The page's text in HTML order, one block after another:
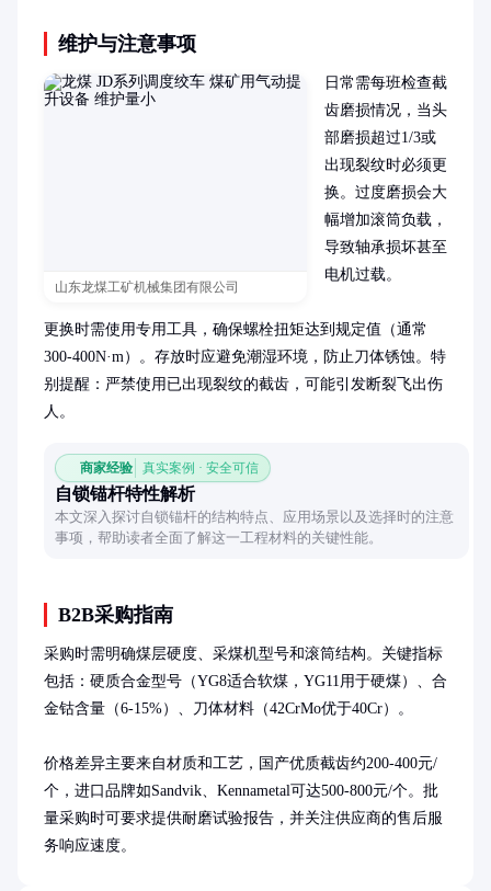
维护与注意事项
山东龙煤工矿机械集团有限公司
日常需每班检查截
齿磨损情况，当头
部磨损超过1/3或
出现裂纹时必须更
换。过度磨损会大
幅增加滚筒负载，
导致轴承损坏甚至
电机过载。
更换时需使用专用工具，确保螺栓扭矩达到规定值（通常
300-400N·m）。存放时应避免潮湿环境，防止刀体锈蚀。特
别提醒：严禁使用已出现裂纹的截齿，可能引发断裂飞出伤
人。
商家经验 真实案例 · 安全可信
自锁锚杆特性解析
本文深入探讨自锁锚杆的结构特点、应用场景以及选择时的注意
事项，帮助读者全面了解这一工程材料的关键性能。
B2B采购指南
采购时需明确煤层硬度、采煤机型号和滚筒结构。关键指标
包括：硬质合金型号（YG8适合软煤，YG11用于硬煤）、合
金钴含量（6-15%）、刀体材料（42CrMo优于40Cr）。
价格差异主要来自材质和工艺，国产优质截齿约200-400元/
个，进口品牌如Sandvik、Kennametal可达500-800元/个。批
量采购时可要求提供耐磨试验报告，并关注供应商的售后服
务响应速度。